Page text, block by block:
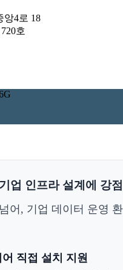
앙4로 18
호
업 인프라 설계에 강
어, 기업 데이터 운영
직접 설치 지원